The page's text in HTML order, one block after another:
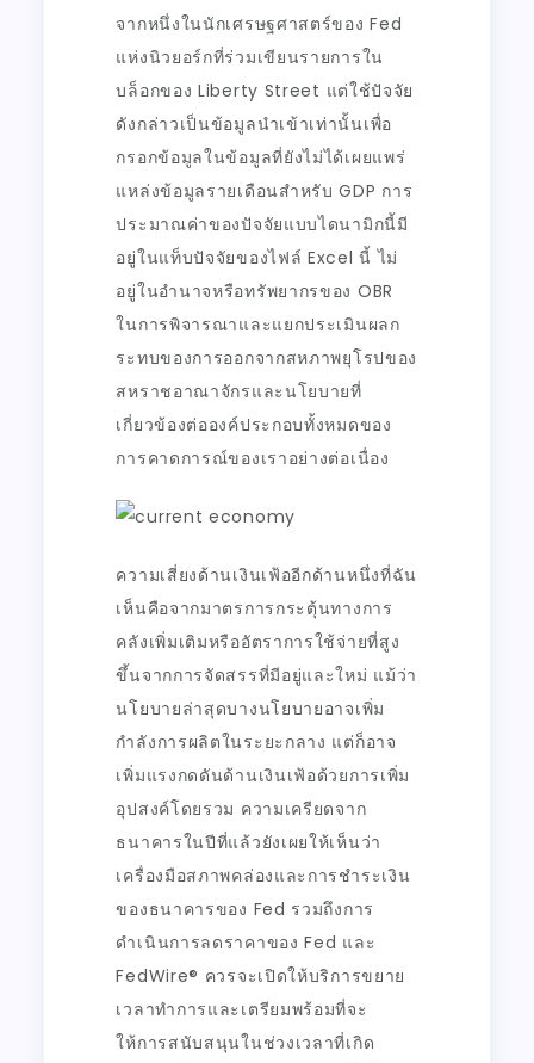
จากหนึ่งในนักเศรษฐศาสตร์ของ Fed
แห่งนิวยอร์กที่ร่วมเขียนรายการใน
บล็อกของ Liberty Street แต่ใช้ปัจจัย
ดังกล่าวเป็นข้อมูลนำเข้าเท่านั้นเพื่อ
กรอกข้อมูลในข้อมูลที่ยังไม่ได้เผยแพร่
แหล่งข้อมูลรายเดือนสำหรับ GDP การ
ประมาณค่าของปัจจัยแบบไดนามิกนี้มี
อยู่ในแท็บปัจจัยของไฟล์ Excel นี้ ไม่
อยู่ในอำนาจหรือทรัพยากรของ OBR
ในการพิจารณาและแยกประเมินผลก
ระทบของการออกจากสหภาพยุโรปของ
สหราชอาณาจักรและนโยบายที่
เกี่ยวข้องต่อองค์ประกอบทั้งหมดของ
การคาดการณ์ของเราอย่างต่อเนื่อง
ความเสี่ยงด้านเงินเฟ้ออีกด้านหนึ่งที่ฉัน
เห็นคือจากมาตรการกระตุ้นทางการ
คลังเพิ่มเติมหรืออัตราการใช้จ่ายที่สูง
ขึ้นจากการจัดสรรที่มีอยู่และใหม่ แม้ว่า
นโยบายล่าสุดบางนโยบายอาจเพิ่ม
กำลังการผลิตในระยะกลาง แต่ก็อาจ
เพิ่มแรงกดดันด้านเงินเฟ้อด้วยการเพิ่ม
อุปสงค์โดยรวม ความเครียดจาก
ธนาคารในปีที่แล้วยังเผยให้เห็นว่า
เครื่องมือสภาพคล่องและการชำระเงิน
ของธนาคารของ Fed รวมถึงการ
ดำเนินการลดราคาของ Fed และ
FedWire® ควรจะเปิดให้บริการขยาย
เวลาทำการและเตรียมพร้อมที่จะ
ให้การสนับสนุนในช่วงเวลาที่เกิด